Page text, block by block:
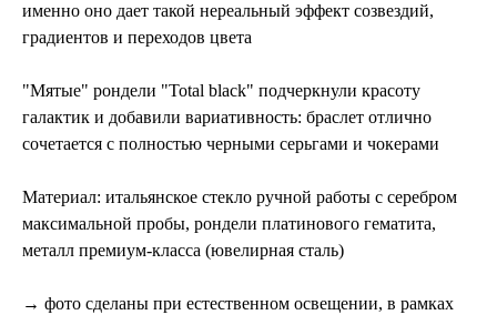
именно оно дает такой нереальный эффект созвездий,
градиентов и переходов цвета
"Мятые" рондели "Total black" подчеркнули красоту
галактик и добавили вариативность: браслет отлично
сочетается с полностью черными серьгами и чокерами
Материал: итальянское стекло ручной работы с серебром
максимальной пробы, рондели платинового гематита,
металл премиум-класса (ювелирная сталь)
→ фото сделаны при естественном освещении, в рамках